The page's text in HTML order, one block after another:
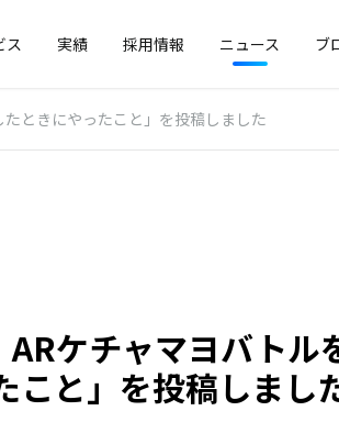
ス 実績 採用情報 ニュース ブ
ときにやったこと」を投稿しました
ケチャマヨバトル
こと」を投稿しまし